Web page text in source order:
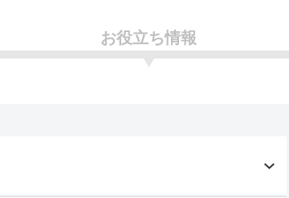
お役立ち情報